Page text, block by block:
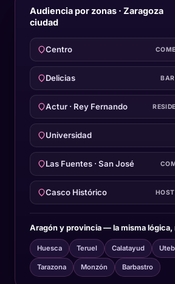
Audiencia por zonas · Zaragoza
ciudad
Centro
Delicias
Actur · Rey Fernando
Universidad
Las Fuentes · San José
Casco Histórico
Aragón y provincia — la misma lógica,
Huesca Teruel Calatayud
Tarazona Monzón Barbastro